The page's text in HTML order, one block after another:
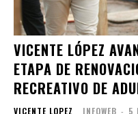
VICENTE LÓPEZ
ETAPA DE
RECREATIVO DE
VICENTE LOPEZ INFOWEB - 5